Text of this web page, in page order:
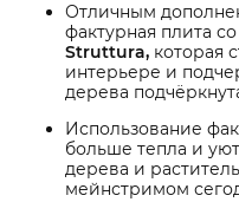
Отличным
фактурная плита
Struttura, которая
интерьере и
дерева
Использование
больше тепла и
дерева и
мейнстримом